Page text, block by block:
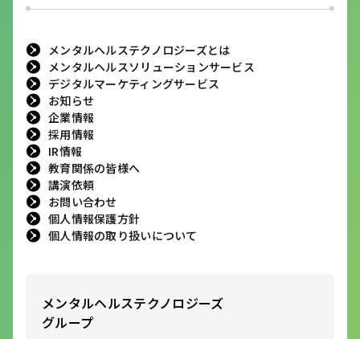
メンタルヘルステクノロジーズとは
メンタルヘルスソリューションサービス
デジタルマーケティングサービス
お知らせ
企業情報
採用情報
IR情報
教育関係の皆様へ
講演依頼
お問い合わせ
個人情報保護方針
個人情報の取り扱いについて
メンタルヘルステクノロジーズ
グループ